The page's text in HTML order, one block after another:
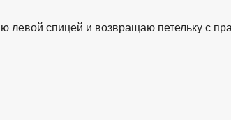
спицей и возвращаю петельку с